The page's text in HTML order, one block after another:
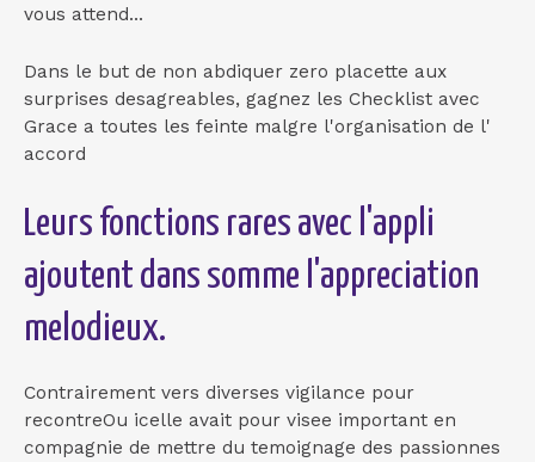
vous attend...
Dans le but de non abdiquer zero placette aux
surprises desagreables, gagnez les Checklist avec
Grace a toutes les feinte malgre l'organisation de l'
accord
Leurs fonctions rares avec l'appli
ajoutent dans somme l'appreciation
melodieux.
Contrairement vers diverses vigilance pour
recontreOu icelle avait pour visee important en
compagnie de mettre du temoignage des passionnes